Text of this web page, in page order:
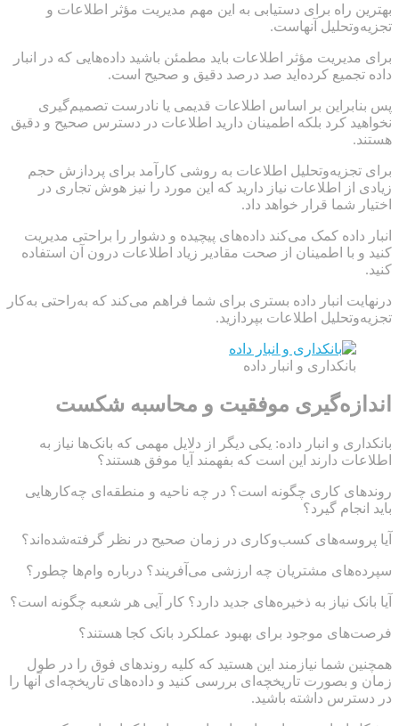
بهترین راه برای دستیابی به این مهم مدیریت مؤثر اطلاعات و
تجزیه‌وتحلیل آنهاست.
برای مدیریت مؤثر اطلاعات باید مطمئن باشید داده‌هایی که در انبار
داده تجمیع کرده‌اید صد درصد دقیق و صحیح است.
پس بنابراین بر اساس اطلاعات قدیمی یا نادرست تصمیم‌گیری
نخواهید کرد بلکه اطمینان دارید اطلاعات در دسترس صحیح و دقیق
هستند.
برای تجزیه‌وتحلیل اطلاعات به روشی کارآمد برای پردازش حجم
زیادی از اطلاعات نیاز دارید که این مورد را نیز هوش تجاری در
اختیار شما قرار خواهد داد.
انبار داده کمک می‌کند داده‌های پیچیده و دشوار را براحتی مدیریت
کنید و با اطمینان از صحت مقادیر زیاد اطلاعات درون آن استفاده
کنید.
درنهایت انبار داده بستری برای شما فراهم می‌کند که به‌راحتی به‌کار
تجزیه‌وتحلیل اطلاعات بپردازید.
بانکداری و انبار داده
انداز‌ه‌گیری موفقیت و محاسبه شکست
بانکداری و انبار داده: یکی دیگر از دلایل مهمی که بانک‌ها نیاز به
اطلاعات دارند این است که بفهمند آیا موفق هستند؟
روندهای کاری چگونه است؟ در چه ناحیه و منطقه‌ای چه‌کارهایی
باید انجام گیرد؟
آیا پروسه‌های کسب‌وکاری در زمان صحیح در نظر گرفته‌شده‌اند؟
سپرده‌های مشتریان چه ارزشی می‌آفریند؟ درباره وام‌ها چطور؟
آیا بانک نیاز به ذخیره‌های جدید دارد؟ کار آیی هر شعبه چگونه است؟
فرصت‌های موجود برای بهبود عملکرد بانک کجا هستند؟
همچنین شما نیازمند این هستید که کلیه روندهای فوق را در طول
زمان و بصورت تاریخچه‌ای بررسی کنید و داده‌های تاریخچه‌ای آنها را
در دسترس داشته باشید.